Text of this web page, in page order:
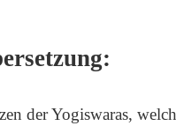
der Yogiswaras,